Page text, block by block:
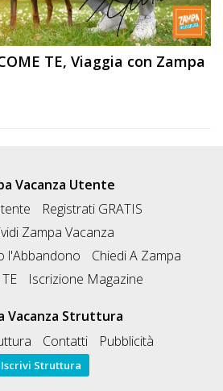
TE, Viaggia con Zampa
Vacanza Utente
Registrati GRATIS
Zampa Vacanza
l'Abbandono
Chiedi A Zampa
Iscrizione Magazine
Vacanza Struttura
Contatti Pubblicità
Iscrivi Struttura